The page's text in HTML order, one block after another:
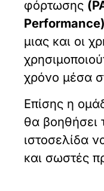
φόρτωσης
Performance)
μιας και οι
χρόνο μέσα
Επίσης η
θα βοηθήσει
ιστοσελίδα
και σωστές